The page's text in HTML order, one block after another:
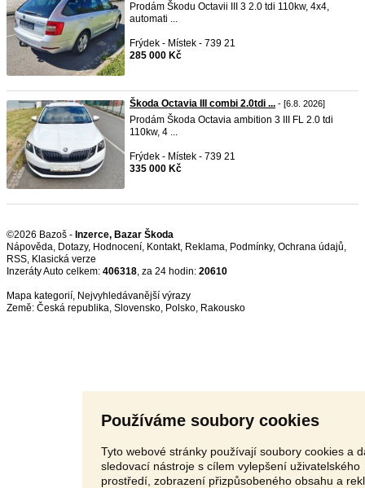
Používáme soubory cookies
Tyto webové stránky používají soubory cookies a
sledovací nástroje s cílem vylepšení uživatelského
prostředí, zobrazení přizpůsobeného obsahu a
Prodám Škodu Octavii III 3 2.0 tdi 110kw, 4x4,
automati ...
Frýdek - Místek - 739 21
285 000 Kč
Škoda Octavia III combi 2.0tdi ... - [6.8. 2026]
Prodám Škoda Octavia ambition 3 III FL 2.0 tdi
110kw, 4 ...
Frýdek - Místek - 739 21
335 000 Kč
©2026 Bazoš - Inzerce, Bazar Škoda
Nápověda, Dotazy, Hodnocení, Kontakt, Reklama, Podmínky, Ochrana údajů,
RSS,
Inzeráty Auto celkem: 406318, za 24 hodin: 20610
Mapa kategorií, Nejvyhledávanější výrazy
Země: Česká republika, Slovensko, Polsko, Rakousko